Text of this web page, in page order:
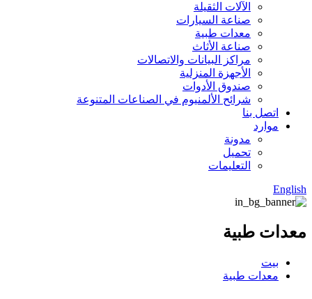
الآلات الثقيلة
صناعة السيارات
معدات طبية
صناعة الأثاث
مراكز البيانات والاتصالات
الأجهزة المنزلية
صندوق الأدوات
شرائح الألمنيوم في الصناعات المتنوعة
اتصل بنا
موارد
مدونة
تحميل
التعليمات
English
معدات طبية
بيت
معدات طبية